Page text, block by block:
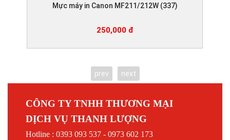
Mực máy in Canon MF211/212W (337)
250,000 đ
prev next
CÔNG TY TNHH THƯƠNG MẠI
DỊCH VỤ THANH LƯỢNG
Hotline : 0393 093 537 - 0973 602 173